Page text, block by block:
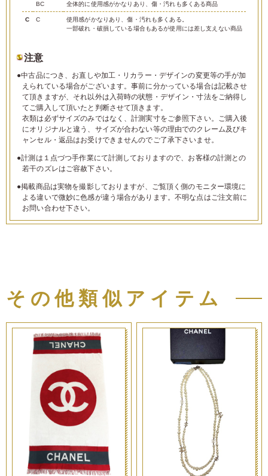
BC 全体的に使用感がかなりあり、傷・汚れも多くある商品
C C
使用感がかなりあり、傷・汚れも多くある。
一部破れ・破損している場合もあるが使用には差し支えない商品
注意
●中古品につき、お直しや加工・リカラー・デザインの変更等の手が加
えられている場合がございます。事前に分かっている場合は記載させ
て頂きますが、それ以外は入荷時の状態・デザイン・寸法をご納得し
てご購入して頂いたと判断させて頂きます。
衣類は必ずサイズのみではなく、計測実寸をご参照下さい。ご購入後
にオリジナルと違う、サイズが合わない等の理由でのクレーム及びキ
ャンセル・返品はお受けできませんのでご了承下さいませ。
●計測は１点づつ手作業にて計測しておりますので、お客様の計測との
若干のズレはご容赦下さい。
●掲載商品は実物を撮影しておりますが、ご覧頂く側のモニター環境に
よる違いで微妙に色感が違う場合があります。不明な点はご注文前に
お問い合わせ下さい。
その他類似アイテム